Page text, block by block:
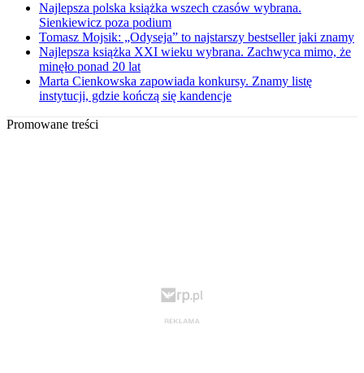
Najlepsza polska książka wszech czasów wybrana.
Sienkiewicz poza podium
Tomasz Mojsik: „Odyseja” to najstarszy bestseller jaki znamy
Najlepsza książka XXI wieku wybrana. Zachwyca mimo, że
minęło ponad 20 lat
Marta Cienkowska zapowiada konkursy. Znamy listę
instytucji, gdzie kończą się kandencje
Promowane treści